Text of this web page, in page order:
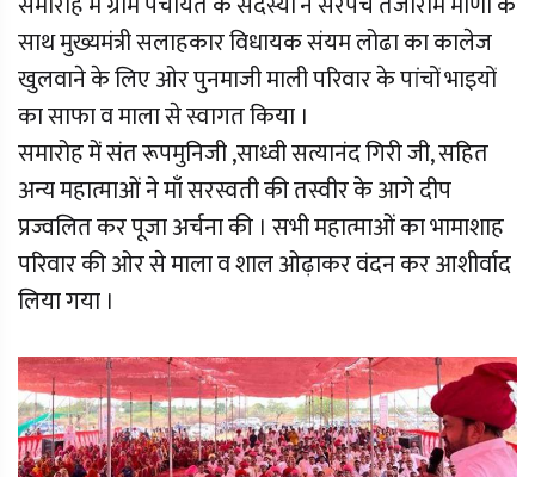
साथ मुख्यमंत्री सलाहकार विधायक संयम लोढा का कालेज
खुलवाने के लिए ओर पुनमाजी माली परिवार के पांचों भाइयों
का साफा व माला से स्वागत किया ।
समारोह में संत रूपमुनिजी ,साध्वी सत्यानंद गिरी जी, सहित
अन्य महात्माओं ने माँ सरस्वती की तस्वीर के आगे दीप
प्रज्वलित कर पूजा अर्चना की । सभी महात्माओं का भामाशाह
परिवार की ओर से माला व शाल ओढ़ाकर वंदन कर आशीर्वाद
लिया गया ।